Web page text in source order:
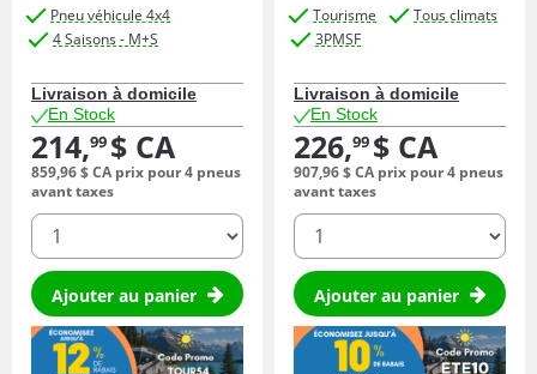
Pneu véhicule 4x4
4 Saisons - M+S
Livraison à domicile
En Stock
214,99 $ CA
859,96$ CA prix pour 4 pneus
avant taxes
quantité
Ajouter au panier
Tourisme
Tous climats
3PMSF
Livraison à domicile
En Stock
226,99 $ CA
907,96$ CA prix pour 4 pneus
avant taxes
quantité
Ajouter au panier